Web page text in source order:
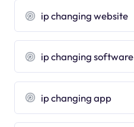
ip changing website
ip changing software
ip changing app